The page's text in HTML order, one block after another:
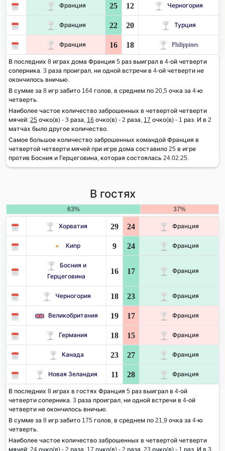
Франция 25 12 Черногория
Франция 22 20 Турция
Франция 16 18 Philippines
В последних 8 играх дома Франция 5 раз выиграл в 4-ой четверти
соперника. 3 раза проиграл, ни одной встречи в 4-ой четверти не
окончилось вничью.
В сумме за 8 игр забито 164 голов, в среднем по 20,5 очка за 4-ю
четверть.
Наиболее частое количество заброшенных в четвертой четверти
мячей: 25 очко(в) - 3 раза, 16 очко(в) - 2 раза, 17 очко(в) - 1 раз. И в 2
матчах было другое количество.
Самое большое количество заброшенных командой Франция в
четвертой четверти мячей при игре дома составило 25 в игре
против Босния и Герцеговина, которая состоялась 24.02.25.
В гостях
63% 37%
Хорватия 29 24 Франция
Кипр 9 24 Франция
Босния и
Герцеговина
16 17 Франция
Черногория 18 23 Франция
Великобритания 19 17 Франция
Германия 18 15 Франция
Канада 23 27 Франция
Новая Зеландия 11 28 Франция
В последних 8 играх в гостях Франция 5 раз выиграл в 4-ой
четверти соперника. 3 раза проиграл, ни одной встречи в 4-ой
четверти не окончилось вничью.
В сумме за 8 игр забито 175 голов, в среднем по 21,9 очка за 4-ю
четверть.
Наиболее частое количество заброшенных в четвертой четверти
мячей: 24 очко(в) - 2 раза, 17 очко(в) - 2 раза, 23 очко(в) - 1 раз. И в 3